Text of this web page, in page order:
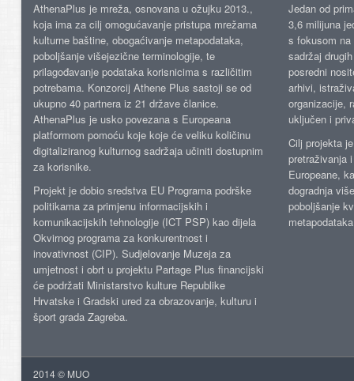
AthenaPlus je mreža, osnovana u ožujku 2013.,
koja ima za cilj omogućavanje pristupa mrežama
kulturne baštine, obogaćivanje metapodataka,
poboljšanje višejezične terminologije, te
prilagođavanje podataka korisnicima s različitim
potrebama. Konzorcij Athene Plus sastoji se od
ukupno 40 partnera iz 21 države članice.
AthenaPlus je usko povezana s Europeana
platformom pomoću koje koje će veliku količinu
digitaliziranog kulturnog sadržaja učiniti dostupnim
za korisnike.
Projekt je dobio sredstva EU Programa podrške
politikama za primjenu informacijskih i
komunikacijskih tehnologije (ICT PSP) kao dijela
Okvirnog programa za konkurentnost i
inovativnost (CIP). Sudjelovanje Muzeja za
umjetnost i obrt u projektu Partage Plus financijski
će podržati Ministarstvo kulture Republike
Hrvatske i Gradski ured za obrazovanje, kulturu i
šport grada Zagreba.
Jedan od
3,6 milijuna
s fokusom
sadržaj
posredni
arhivi,
organizacije,
uključen i
Cilj projekta
pretraživanja
Europeane,
dogradnja
poboljšanje
2014 © MUO